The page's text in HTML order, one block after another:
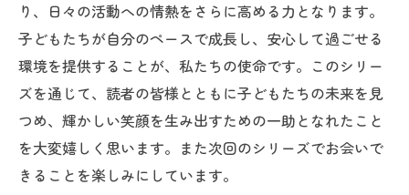
り、日々の活動への情熱をさらに高める力となります。
子どもたちが自分のペースで成長し、安心して過ごせる
環境を提供することが、私たちの使命です。このシリー
ズを通じて、読者の皆様とともに子どもたちの未来を見
つめ、輝かしい笑顔を生み出すための一助となれたこと
を大変嬉しく思います。また次回のシリーズでお会いで
きることを楽しみにしています。